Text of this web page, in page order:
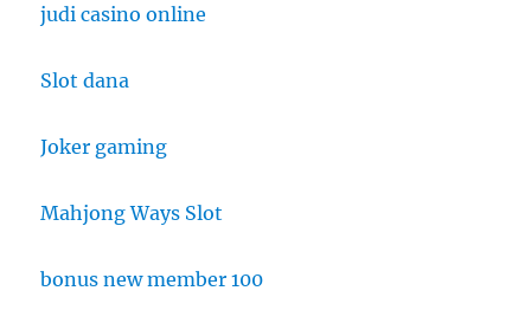
judi casino online
Slot dana
Joker gaming
Mahjong Ways Slot
bonus new member 100